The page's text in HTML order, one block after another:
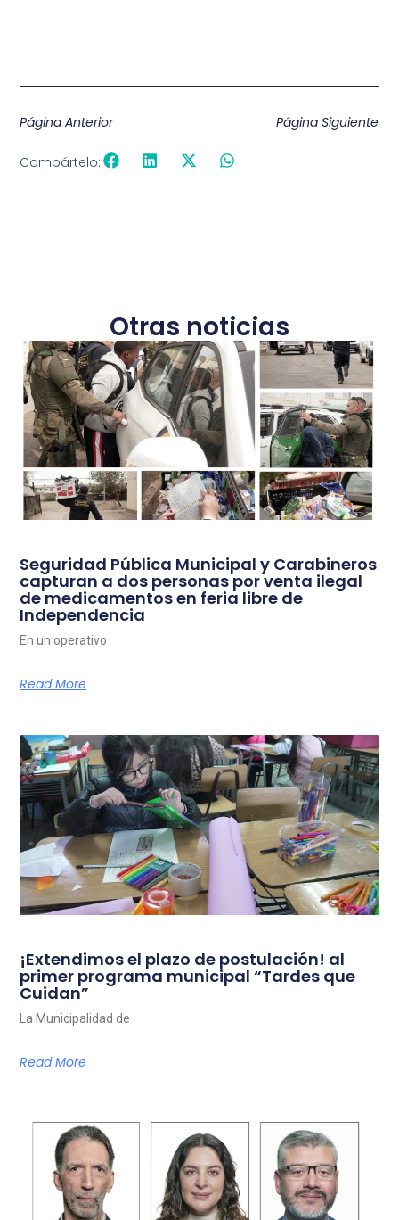
Página Anterior Página Siguiente
Compártelo:
Otras noticias
Seguridad Pública Municipal y Carabineros
capturan a dos personas por venta ilegal
de medicamentos en feria libre de
Independencia
En un operativo
Read More
¡Extendimos el plazo de postulación! al
primer programa municipal “Tardes que
Cuidan”
La Municipalidad de
Read More